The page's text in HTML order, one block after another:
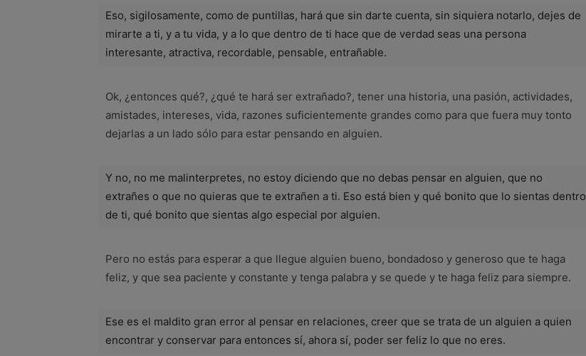
Eso, sigilosamente, como de puntillas, hará que sin darte cuenta, sin siquiera notarlo, dejes de
mirarte a ti, y a tu vida, y a lo que dentro de ti hace que de verdad seas una persona
interesante, atractiva, recordable, pensable, entrañable.
Ok, ¿entonces qué?, ¿qué te hará ser extrañado?, tener una historia, una pasión, actividades,
amistades, intereses, vida, razones suficientemente grandes como para que fuera muy tonto
dejarlas a un lado sólo para estar pensando en alguien.
Y no, no me malinterpretes, no estoy diciendo que no debas pensar en alguien, que no
extrañes o que no quieras que te extrañen a ti. Eso está bien y qué bonito que lo sientas dentro
de ti, qué bonito que sientas algo especial por alguien.
Pero no estás para esperar a que llegue alguien bueno, bondadoso y generoso que te haga
feliz, y que sea paciente y constante y tenga palabra y se quede y te haga feliz para siempre.
Ese es el maldito gran error al pensar en relaciones, creer que se trata de un alguien a quien
encontrar y conservar para entonces sí, ahora sí, poder ser feliz lo que no eres.